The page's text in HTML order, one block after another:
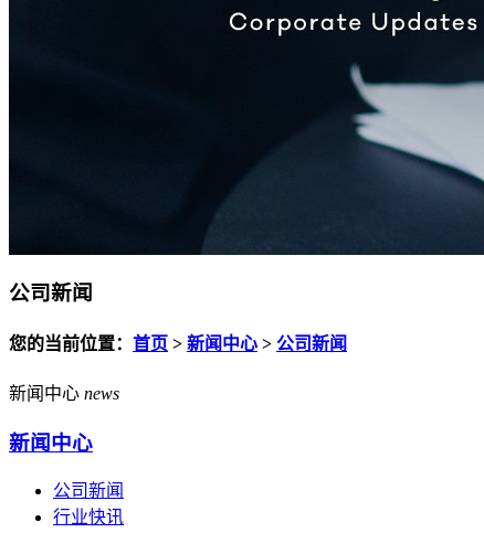
公司新闻
您的当前位置： 首页 > 新闻中心 > 公司新闻
新闻中心 news
新闻中心
公司新闻
行业快讯